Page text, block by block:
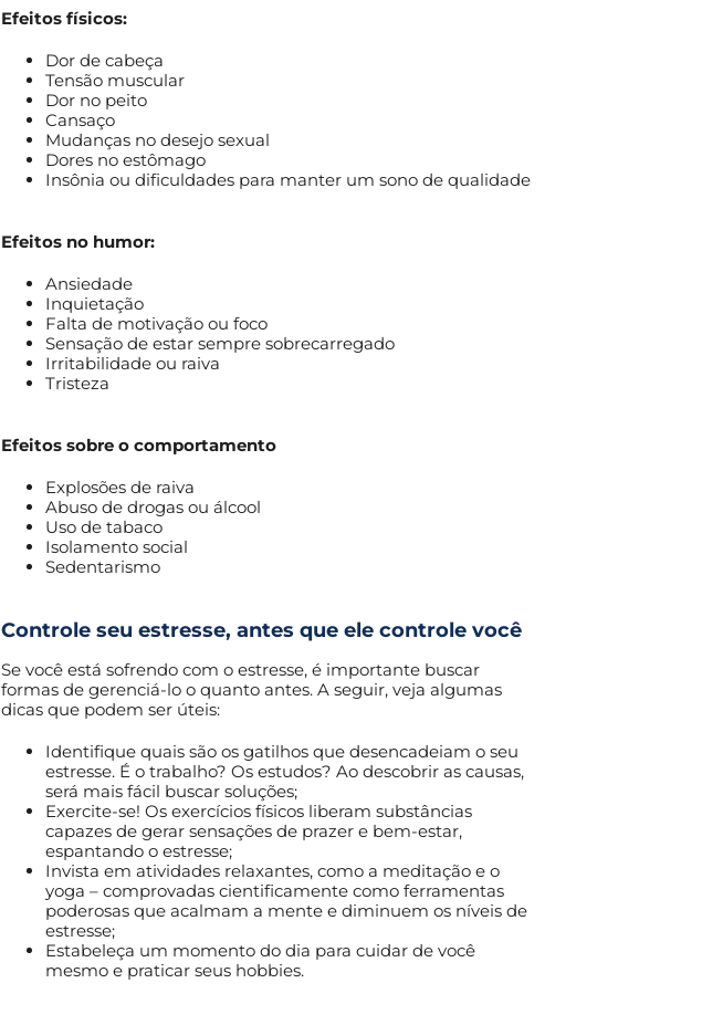
Efeitos físicos:
Dor de cabeça
Tensão muscular
Dor no peito
Cansaço
Mudanças no desejo sexual
Dores no estômago
Insônia ou dificuldades para manter um sono de qualidade
Efeitos no humor:
Ansiedade
Inquietação
Falta de motivação ou foco
Sensação de estar sempre sobrecarregado
Irritabilidade ou raiva
Tristeza
Efeitos sobre o comportamento
Explosões de raiva
Abuso de drogas ou álcool
Uso de tabaco
Isolamento social
Sedentarismo
Controle seu estresse, antes que ele controle você
Se você está sofrendo com o estresse, é importante buscar
formas de gerenciá-lo o quanto antes. A seguir, veja algumas
dicas que podem ser úteis:
Identifique quais são os gatilhos que desencadeiam o seu
estresse. É o trabalho? Os estudos? Ao descobrir as causas,
será mais fácil buscar soluções;
Exercite-se! Os exercícios físicos liberam substâncias
capazes de gerar sensações de prazer e bem-estar,
espantando o estresse;
Invista em atividades relaxantes, como a meditação e o
yoga – comprovadas cientificamente como ferramentas
poderosas que acalmam a mente e diminuem os níveis de
estresse;
Estabeleça um momento do dia para cuidar de você
mesmo e praticar seus hobbies.